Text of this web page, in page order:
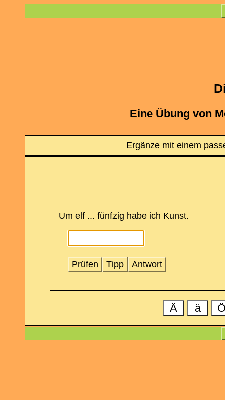
Eine Übung von
Ergänze mit einem
Um elf ... fünfzig habe ich Kunst.
Prüfen Tipp Antwort
Ä ä